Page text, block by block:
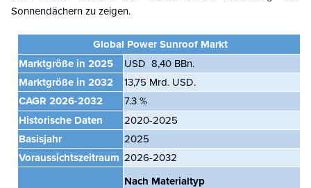
Sonnendächern zu zeigen.
Global Power Sunroof Markt
Marktgröße in 2025
USD 8,40 BBn.
Marktgröße in 2032
13,75 Mrd. USD.
CAGR 2026-2032
7.3 %
Historische Daten
2020-2025
Basisjahr
2025
Voraussichtszeitraum 2026-2032
Nach Materialtyp